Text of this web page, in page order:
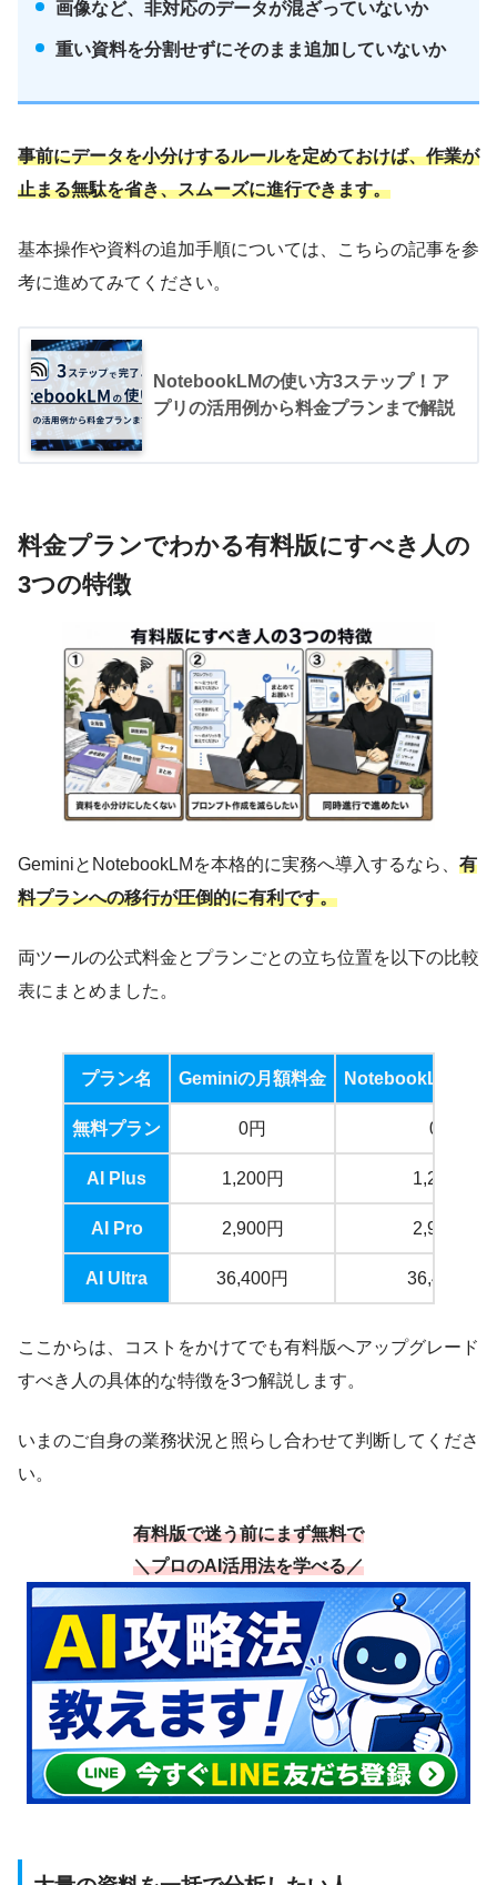
画像など、非対応のデータが混ざっていないか
重い資料を分割せずにそのまま追加していないか
事前にデータを小分けするルールを定めておけば、作業が
止まる無駄を省き、スムーズに進行できます。
基本操作や資料の追加手順については、こちらの記事を参
考に進めてみてください。
NotebookLMの使い方3ステップ！ア
プリの活用例から料金プランまで解説
料金プランでわかる有料版にすべき人の
3つの特徴
GeminiとNotebookLMを本格的に実務へ導入するなら、 有
料プランへの移行が圧倒的に有利です。
両ツールの公式料金とプランごとの立ち位置を以下の比較
表にまとめました。
プラン名 Geminiの月額料金 NotebookLMの月
無料プラン 0円 0円
AI Plus 1,200円 1,200円
AI Pro 2,900円 2,900円
AI Ultra 36,400円 36,400円
ここからは、コストをかけてでも有料版へアップグレード
すべき人の具体的な特徴を3つ解説します。
いまのご自身の業務状況と照らし合わせて判断してくださ
い。
有料版で迷う前にまず無料で
＼プロのAI活用法を学べる／